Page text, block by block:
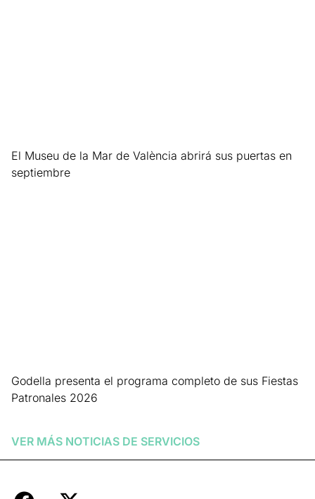
El Museu de la Mar de València abrirá sus puertas en
septiembre
Godella presenta el programa completo de sus Fiestas
Patronales 2026
VER MÁS NOTICIAS DE SERVICIOS